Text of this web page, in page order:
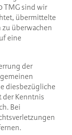
TMG sind wir
übermittelte
überwachen
eine
der
diesbezügliche
der Kenntnis
Bei